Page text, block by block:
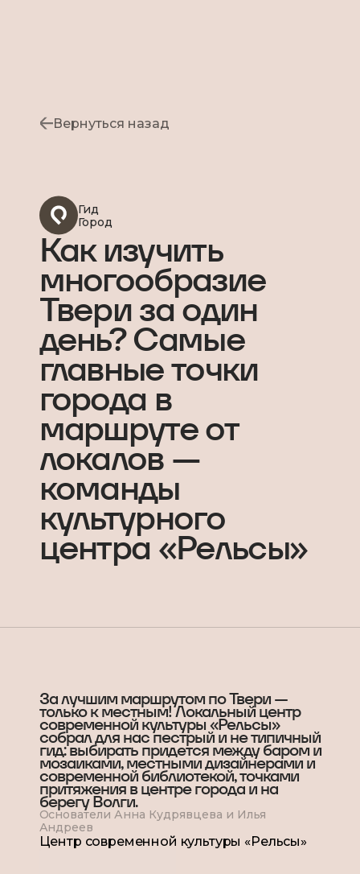
Вернуться назад
Гид
Город
Как изучить
многообразие
Твери за один
день? Самые
главные точки
города в
маршруте от
локалов —
команды
культурного
центра «Рельсы»
За лучшим маршрутом по Твери —
только к местным! Локальный центр
современной культуры «Рельсы»
собрал для нас пестрый и не типичный
гид: выбирать придется между баром и
мозаиками, местными дизайнерами и
современной библиотекой, точками
притяжения в центре города и на
берегу Волги.
Основатели Анна Кудрявцева и Илья
Андреев
Центр современной культуры «Рельсы»